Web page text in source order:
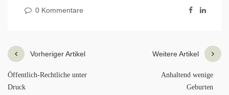
0 Kommentare
Vorheriger Artikel
Öffentlich-Rechtliche unter
Druck
Weitere Artikel
Anhaltend wenige
Geburten